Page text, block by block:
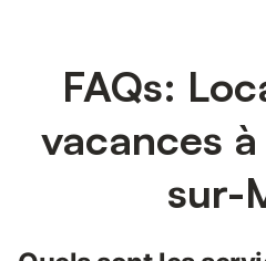
FAQs:
vacances
sur-